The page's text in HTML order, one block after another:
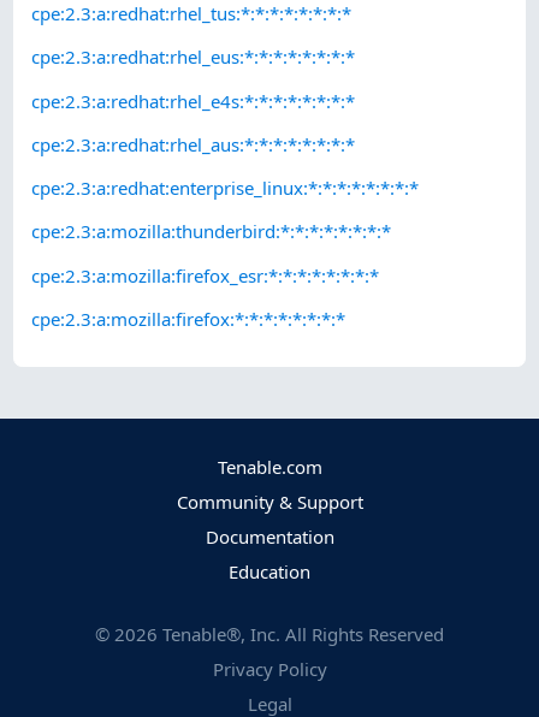
cpe:2.3:a:redhat:rhel_tus:*:*:*:*:*:*:*:*
cpe:2.3:a:redhat:rhel_eus:*:*:*:*:*:*:*:*
cpe:2.3:a:redhat:rhel_e4s:*:*:*:*:*:*:*:*
cpe:2.3:a:redhat:rhel_aus:*:*:*:*:*:*:*:*
cpe:2.3:a:redhat:enterprise_linux:*:*:*:*:*:*:*:*
cpe:2.3:a:mozilla:thunderbird:*:*:*:*:*:*:*:*
cpe:2.3:a:mozilla:firefox_esr:*:*:*:*:*:*:*:*
cpe:2.3:a:mozilla:firefox:*:*:*:*:*:*:*:*
Tenable.com
Community & Support
Documentation
Education
© 2026 Tenable®, Inc. All Rights Reserved
Privacy Policy
Legal